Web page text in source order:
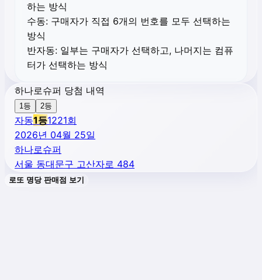
하는 방식
수동: 구매자가 직접 6개의 번호를 모두 선택하는
방식
반자동: 일부는 구매자가 선택하고, 나머지는 컴퓨
터가 선택하는 방식
하나로슈퍼 당첨 내역
1등 2등
자동1등1221회
2026년 04월 25일
하나로슈퍼
서울 동대문구 고산자로 484
로또 명당 판매점 보기